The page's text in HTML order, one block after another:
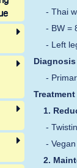
- Thai
- BW =
- Left
Diagnosis
-
Treatment
1.
-
- Vegan
2.